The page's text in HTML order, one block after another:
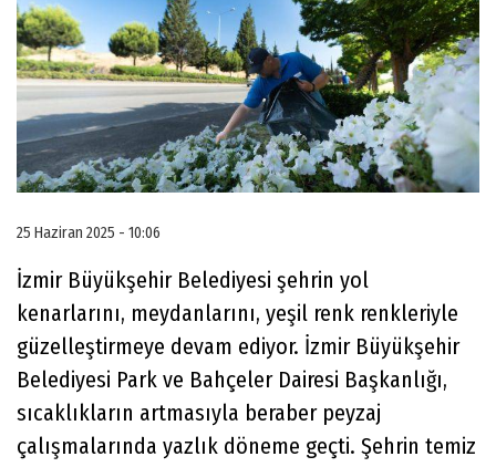
25 Haziran 2025 - 10:06
İzmir Büyükşehir Belediyesi şehrin yol
kenarlarını, meydanlarını, yeşil renk renkleriyle
güzelleştirmeye devam ediyor. İzmir Büyükşehir
Belediyesi Park ve Bahçeler Dairesi Başkanlığı,
sıcaklıkların artmasıyla beraber peyzaj
çalışmalarında yazlık döneme geçti. Şehrin temiz